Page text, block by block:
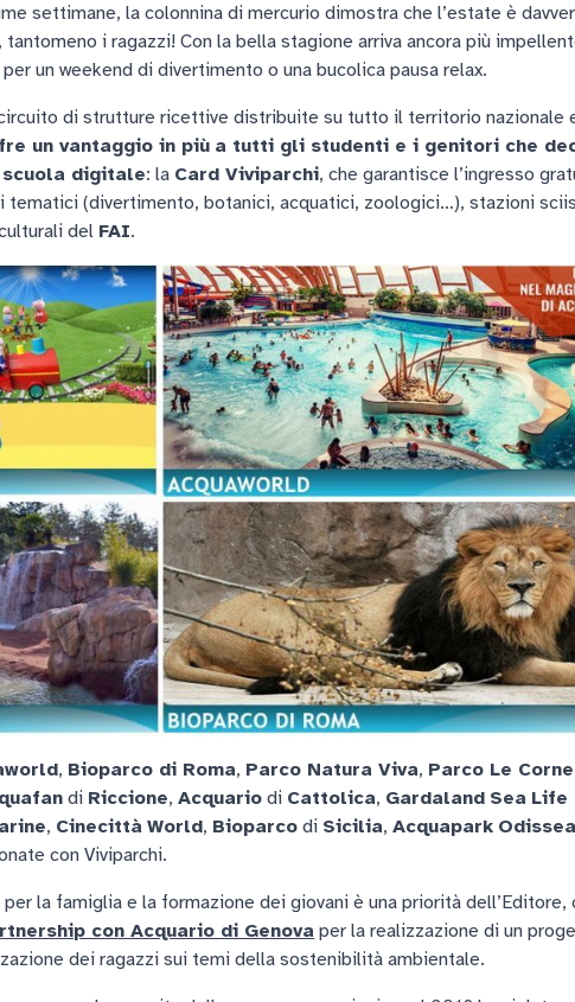
settimane, la colonnina di mercurio dimostra che l’estate è
i ragazzi! Con la bella stagione arriva ancora più
un weekend di divertimento o una bucolica pausa relax.
di strutture ricettive distribuite su tutto il territorio nazionale
un vantaggio in più a tutti gli studenti e i genitori che
digitale: la Card Viviparchi, che garantisce l’ingresso
tematici (divertimento, botanici, acquatici, zoologici…), stazioni
del FAI.
, Bioparco di Roma, Parco Natura Viva, Parco Le
di Riccione,Acquario di Cattolica, Gardaland Sea Life
, Cinecittà World, Bioparco di Sicilia,Acquapark Odissea
con Viviparchi.
la famiglia e la formazione dei giovani è una priorità dell’Editore,
con Acquario di Genovaper la realizzazione di un
dei ragazzi sui temi della sostenibilità ambientale.